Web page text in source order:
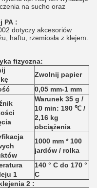
na sucho oraz
PA :
dotyczy akcesoriów
haftu, rzemiosła z klejem.
fizyczna:
Zwolnij papier
0,05 mm-1 mm
Warunek 35 g /
10 min: 190 ℃ /
2,16 kg
obciążenia
1000 mm * 100
jardów / rolka
1
140 ° C do 170 °
C
2 :